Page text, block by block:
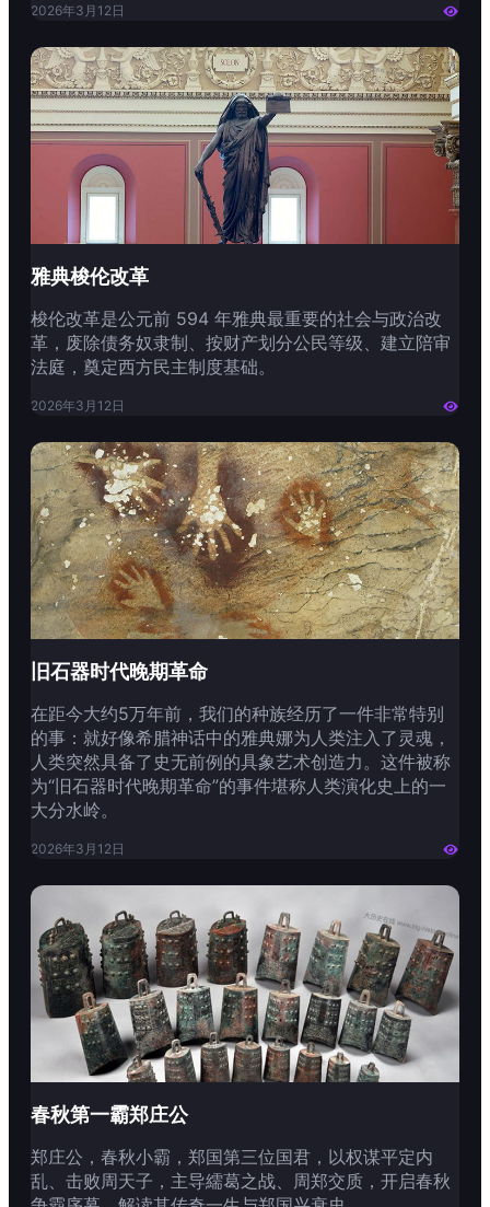
2026年3月12日 
雅典梭伦改革
梭伦改革是公元前 594 年雅典最重要的社会与政治改
革，废除债务奴隶制、按财产划分公民等级、建立陪审
法庭，奠定西方民主制度基础。
2026年3月12日 
旧石器时代晚期革命
在距今大约5万年前，我们的种族经历了一件非常特别
的事：就好像希腊神话中的雅典娜为人类注入了灵魂，
人类突然具备了史无前例的具象艺术创造力。这件被称
为“旧石器时代晚期革命”的事件堪称人类演化史上的一
大分水岭。
2026年3月12日 
春秋第一霸郑庄公
郑庄公，春秋小霸，郑国第三位国君，以权谋平定内
乱、击败周天子，主导繻葛之战、周郑交质，开启春秋